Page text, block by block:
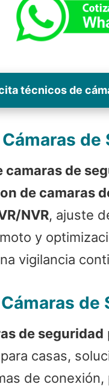
técnicos de
camaras de
de camaras
NVR, ajuste
y
vigilancia
de
de seguridad
casas,
de